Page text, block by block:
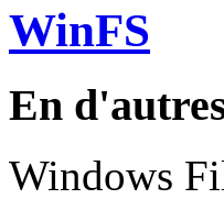
WinFS
En
Windows